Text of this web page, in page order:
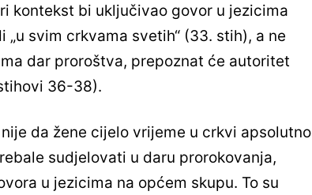
kontekst bi uključivao govor u jezicima
svim crkvama svetih“ (33. stih), a ne
dar proroštva, prepoznat će autoritet
36-38).
da žene cijelo vrijeme u crkvi apsolutno
sudjelovati u daru prorokovanja,
u jezicima na općem skupu. To su